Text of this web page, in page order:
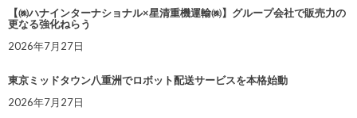
【㈱ハナインターナショナル×星清重機運輸㈱】グループ会社で販売力の
更なる強化ねらう
2026年7月27日
東京ミッドタウン八重洲でロボット配送サービスを本格始動
2026年7月27日